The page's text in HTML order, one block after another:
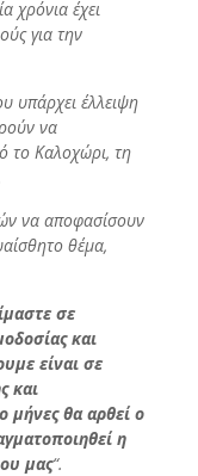
χρόνια έχει
για την
υπάρχει έλλειψη
να
το Καλοχώρι, τη
να αποφασίσουν
θέμα,
σε
και
είναι σε
και
μήνες θα αρθεί ο
η
μας“.